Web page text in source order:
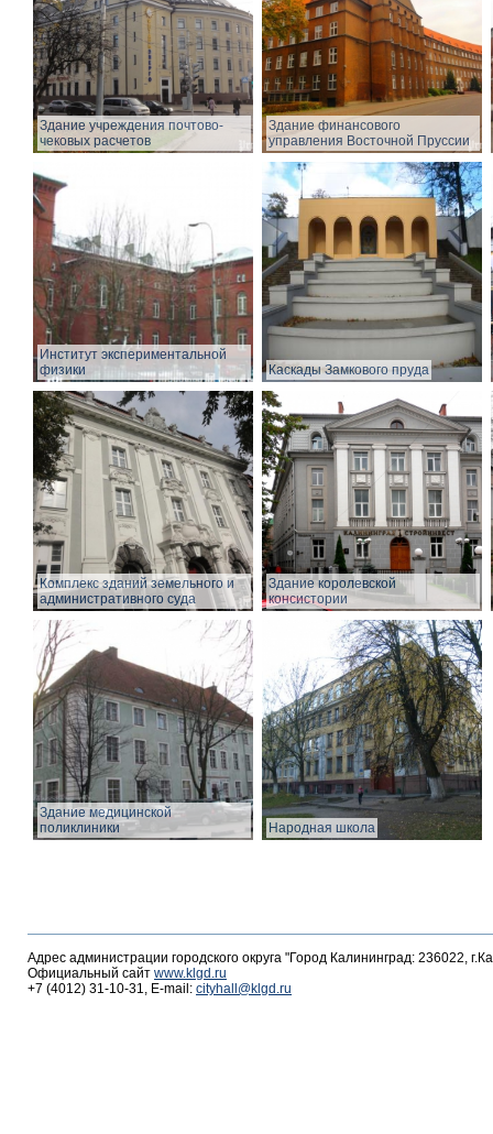
Здание учреждения почтово-
чековых расчетов
Здание финансового
управления Восточной Пруссии
Институт экспериментальной
физики
Каскады Замкового пруда
Комплекс зданий земельного и
административного суда
Здание королевской
консистории
Здание медицинской
поликлиники
Народная школа
Адрес администрации городского округа "Город Калининград: 236022,
Официальный сайт www.klgd.ru
+7 (4012) 31-10-31, E-mail: cityhall@klgd.ru